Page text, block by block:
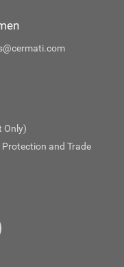
Only)
and Trade